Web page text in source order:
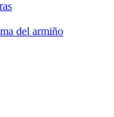
del armiño